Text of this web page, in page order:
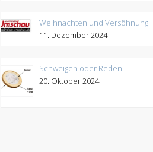
Weihnachten und Versöhnung
11. Dezember 2024
Schweigen oder Reden
20. Oktober 2024